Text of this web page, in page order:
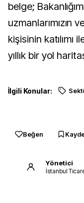
belge;
uzmanlarımızın
kişisinin katılımı
yıllık bir yol
İlgili Konular:
Beğen
Yönetici
İstanbul